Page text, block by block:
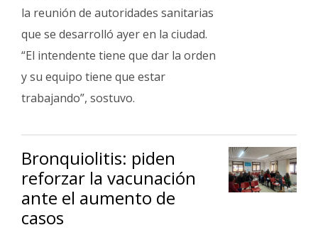
la reunión de autoridades sanitarias
que se desarrolló ayer en la ciudad.
“El intendente tiene que dar la orden
y su equipo tiene que estar
trabajando”, sostuvo.
Bronquiolitis: piden
reforzar la vacunación
ante el aumento de
casos